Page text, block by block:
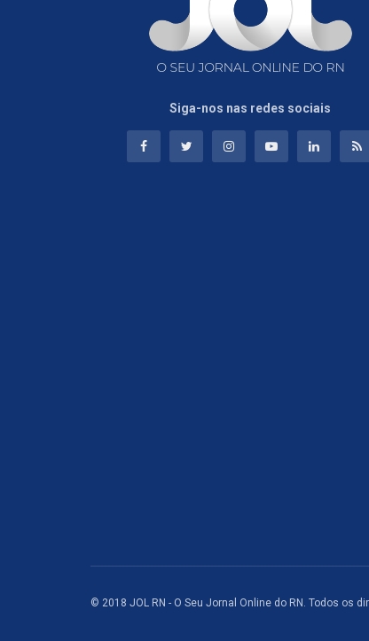
Siga-nos nas redes sociais
© 2018 JOL RN - O Seu Jornal Online do RN. Todos os